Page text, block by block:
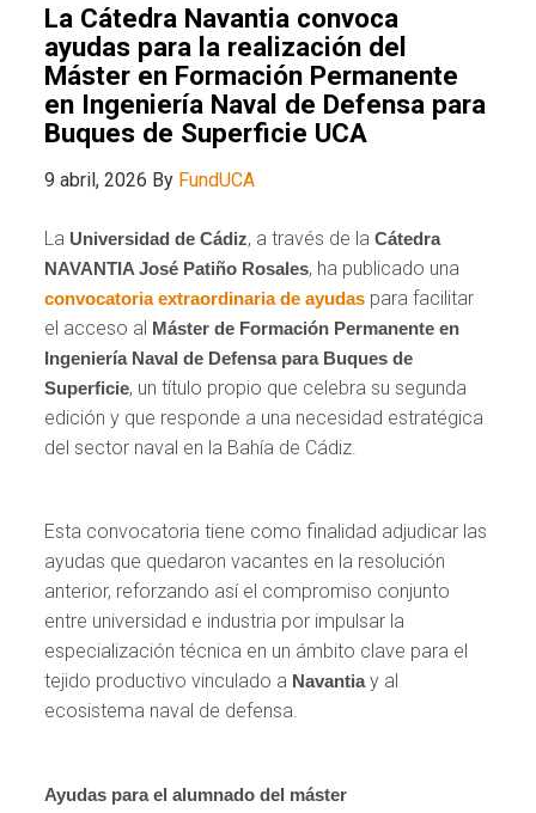
La Cátedra Navantia convoca
ayudas para la realización del
Máster en Formación Permanente
en Ingeniería Naval de Defensa para
Buques de Superficie UCA
9 abril, 2026 By FundUCA
La Universidad de Cádiz, a través de laCátedra
NAVANTIA José Patiño Rosales, ha publicado una
convocatoria extraordinaria de ayudas para facilitar
el acceso al Máster de Formación Permanente en
Ingeniería Naval de Defensa para Buques de
Superficie, un título propio que celebra su segunda
edición y que responde a una necesidad estratégica
del sector naval en la Bahía de Cádiz.
Esta convocatoria tiene como finalidad adjudicar las
ayudas que quedaron vacantes en la resolución
anterior, reforzando así el compromiso conjunto
entre universidad e industria por impulsar la
especialización técnica en un ámbito clave para el
tejido productivo vinculado a Navantiay al
ecosistema naval de defensa.
Ayudas para el alumnado del máster